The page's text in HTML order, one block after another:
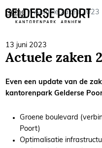
Huren
Voorzieningen
Home Actuele zaken 2023
13 juni 2023
Actuele zaken
Even een update van de
kantorenpark Gelderse
Groene boulevard
Poort)
Optimalisatie